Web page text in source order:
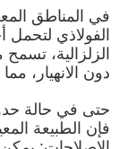
منزل
المنتجات
أشرطة فيديو
في المناطق
الفولاذي لتحمل
الزلزالية،
دون الانهيار،
حتى في حالة
فإن الطبيعة